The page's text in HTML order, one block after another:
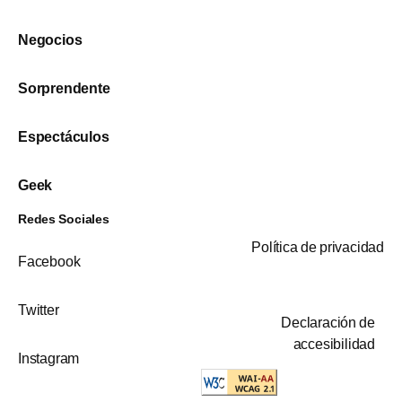
Negocios
Sorprendente
Espectáculos
Geek
Redes Sociales
Facebook
Twitter
Instagram
Política de privacidad
Declaración de
accesibilidad